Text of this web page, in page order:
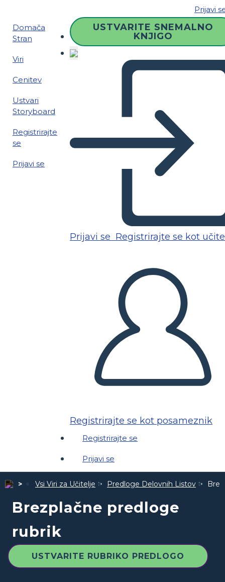
Prijavi
Domača
Stran
Viri
Cenitev
Ustvari
Storyboard
Registrirajte
se
Prijavi se
USTVARITE SNEMALNO
KNJIGO
Prijavi se Registrirajte se kot
Registrirajte se kot posameznik
Registrirajte se
Prijavi se
Vsi Viri za Učitelje Predloge Delovnih Listov
Brezplačne predloge
rubrik
USTVARITE RUBRIKO PREDLOGO